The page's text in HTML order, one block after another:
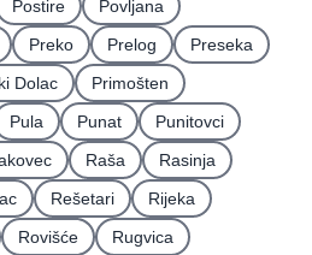
Postire
Povljana
Preko Prelog
Preseka
Dolac
Primošten
Pula Punat
Punitovci
Raša
Rasinja
Rešetari
Rijeka
Rovišće
Rugvica